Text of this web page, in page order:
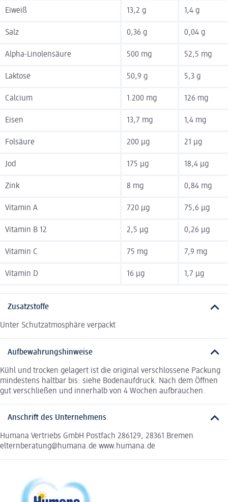
Eiweiß 13,2 g 1,4 g
Salz 0,36 g 0,04 g
Alpha-Linolensäure 500 mg 52,5 mg
Laktose 50,9 g 5,3 g
Calcium 1.200 mg 126 mg
Eisen 13,7 mg 1,4 mg
Folsäure 200 µg 21 µg
Jod 175 µg 18,4 µg
Zink 8 mg 0,84 mg
Vitamin A 720 µg 75,6 µg
Vitamin B 12 2,5 µg 0,26 µg
Vitamin C 75 mg 7,9 mg
Vitamin D 16 µg 1,7 µg
Zusatzstoffe
Unter Schutzatmosphäre verpackt
Aufbewahrungshinweise
Kühl und trocken gelagert ist die original verschlossene Packung
mindestens haltbar bis: siehe Bodenaufdruck. Nach dem Öffnen
gut verschließen und innerhalb von 4 Wochen aufbrauchen.
Anschrift des Unternehmens
Humana Vertriebs GmbH Postfach 286129, 28361 Bremen
elternberatung@humana.de www.humana.de